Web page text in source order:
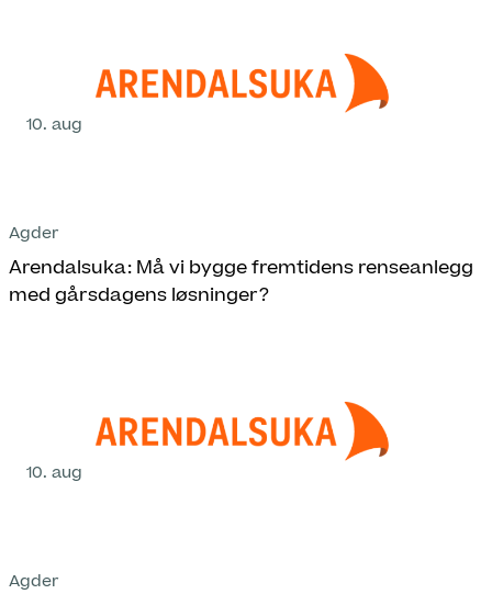
10. aug
Agder
Arendalsuka: Må vi bygge fremtidens renseanlegg
med gårsdagens løsninger?
10. aug
Agder